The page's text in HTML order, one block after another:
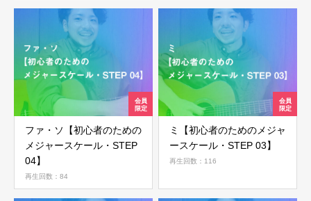
ファ・ソ【初心者のための
メジャースケール・STEP
04】
再生回数：84
ミ【初心者のためのメジャ
ースケール・STEP 03】
再生回数：116